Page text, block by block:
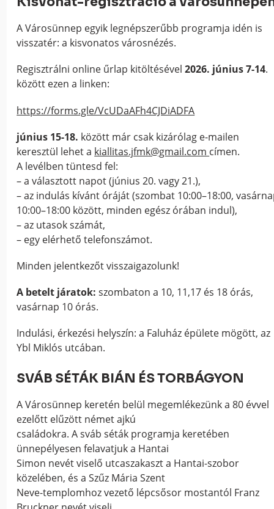
A Városünnep egyik legnépszerűbb programja idén is
visszatér: a kisvonatos városnézés.
Regisztrálni online űrlap kitöltésével2026. június 7-14.
között ezen a linken:
https://forms.gle/VcUDaAFh4CJDiADFA
június 15-18. között már csak kizárólag e-mailen
keresztül lehet a kiallitas.jfmk@gmail.com címen.
A levélben tüntesd fel:
– a választott napot (június 20. vagy 21.),
– az indulás kívánt óráját (szombat 10:00–18:00,
10:00–18:00 között, minden egész órában indul),
– az utasok számát,
– egy elérhető telefonszámot.
Minden jelentkezőt visszaigazolunk!
A betelt járatok: szombaton a 10, 11,17 és 18 órás,
vasárnap 10 órás.
Indulási, érkezési helyszín: a Faluház épülete mögött, az
Ybl Miklós utcában.
SVÁB SÉTÁK BIÁN ÉS TORBÁGYON
A Városünnep keretén belül megemlékezünk a 80 évvel
ezelőtt elűzött német ajkú
családokra. A sváb séták programja keretében
ünnepélyesen felavatjuk a Hantai
Simon nevét viselő utcaszakaszt a Hantai-szobor
közelében, és a Szűz Mária Szent
Neve-templomhoz vezető lépcsősor mostantól Franz